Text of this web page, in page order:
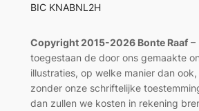
BIC KNABNL2H
Copyright 2015-2026 Bonte Raaf–
toegestaan de door ons gemaakte
illustraties, op welke manier dan
zonder onze schriftelijke
dan zullen we kosten in rekening